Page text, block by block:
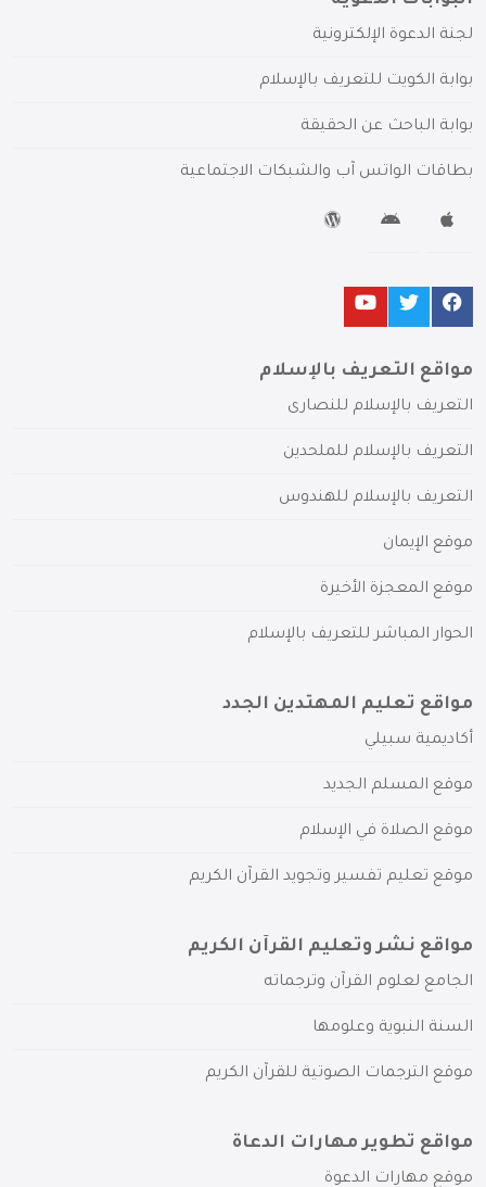
لجنة الدعوة الإلكترونية
بوابة الكويت للتعريف بالإسلام
بوابة الباحث عن الحقيقة
بطاقات الواتس آب والشبكات الاجتماعية
مواقع التعريف بالإسلام
التعريف بالإسلام للنصارى
التعريف بالإسلام للملحدين
التعريف بالإسلام للهندوس
موقع الإيمان
موقع المعجزة الأخيرة
الحوار المباشر للتعريف بالإسلام
مواقع تعليم المهتدين الجدد
أكاديمية سبيلي
موقع المسلم الجديد
موقع الصلاة في الإسلام
موقع تعليم تفسير وتجويد القرآن الكريم
مواقع نشر وتعليم القرآن الكريم
الجامع لعلوم القرآن وترجماته
السنة النبوية وعلومها
موقع الترجمات الصوتية للقرآن الكريم
مواقع تطوير مهارات الدعاة
موقع مهارات الدعوة